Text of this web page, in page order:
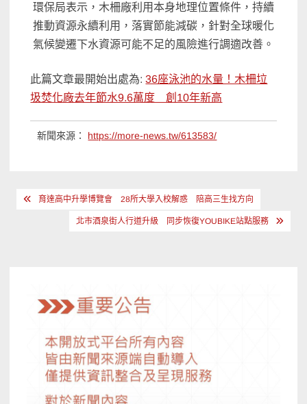
環保局表示，木柵廠利用本身地理位置條件，持續
推動資源永續利用，落實節能減碳，針對全球暖化
氣候變遷下水資源可能不足的風險進行調適改善。
此篇文章最開始出處為:36座泳池的水量！木柵垃
圾焚化廠去年節水9.6萬度 創10年新高
新聞來源： https://more-news.tw/613583/
文 育達高中升學博覽會 28所大學入校解惑 陪高三生找方向
北市酒泉街人行道升級 同步恢復YOUBIKE站點服務